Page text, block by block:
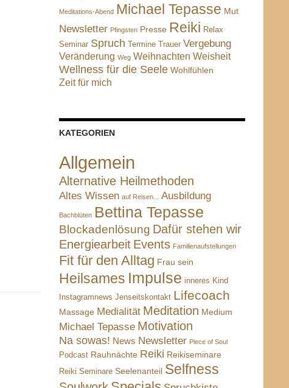
Meditations-Abend Michael Tepasse Mut
Newsletter Pfingsten Presse Reiki Relax
Seminar Spruch Termine Trauer Vergebung
Veränderung Weg Weihnachten Weisheit
Wellness für die Seele Wohlfühlen
Zeit für mich
KATEGORIEN
Allgemein
Alternative Heilmethoden
Altes Wissen auf Reisen... Ausbildung
Bachblüten Bettina Tepasse
Blockadenlösung Dafür stehen wir
Energiearbeit Events Familienaufstellungen
Fit für den Alltag Frau sein
Heilsames Impulse inneres Kind
Instagramnews Jenseitskontakt Lifecoach
Massage Medialität Meditation Medium
Michael Tepasse Motivation
Na sowas! News Newsletter Piece of Soul
Podcast Rauhnächte Reiki Reikiseminare
Reiki Seminare Seelenanteil Selfness